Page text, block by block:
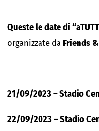
Queste le date di
organizzate da Friends
21/09/2023 – Stadio
22/09/2023 – Stadio